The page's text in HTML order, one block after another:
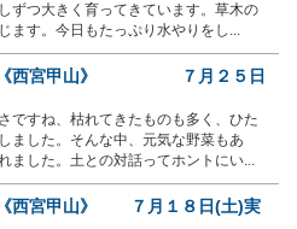
ずつ大きく育ってきています。草木の
ます。今日もたっぷり水やりをし...
《西宮甲山》 ７月２５日
ですね、枯れてきたものも多く、ひた
ました。そんな中、元気な野菜もあ
ました。土との対話ってホントにい...
西宮甲山》 ７月１８日(土)実